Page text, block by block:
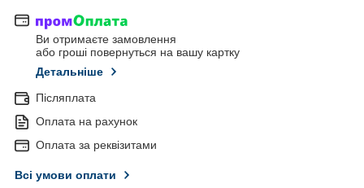
Ви отримаєте замовлення
або гроші повернуться на вашу картку
Детальніше
Післяплата
Оплата на рахунок
Оплата за реквізитами
Всі умови оплати